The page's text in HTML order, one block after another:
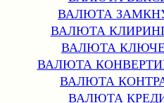
ВАЛЮТА
ВАЛЮТА
ВАЛЮТА
ВАЛЮТА
ВАЛЮТА
ВАЛЮТА